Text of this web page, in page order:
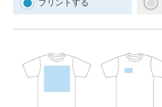
プリントする